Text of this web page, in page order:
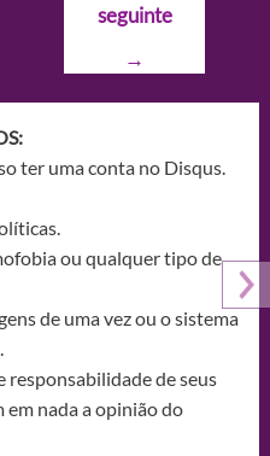
seguinte
→
ter uma conta no Disqus.
ou qualquer tipo de
de uma vez ou o sistema
responsabilidade de seus
nada a opinião do